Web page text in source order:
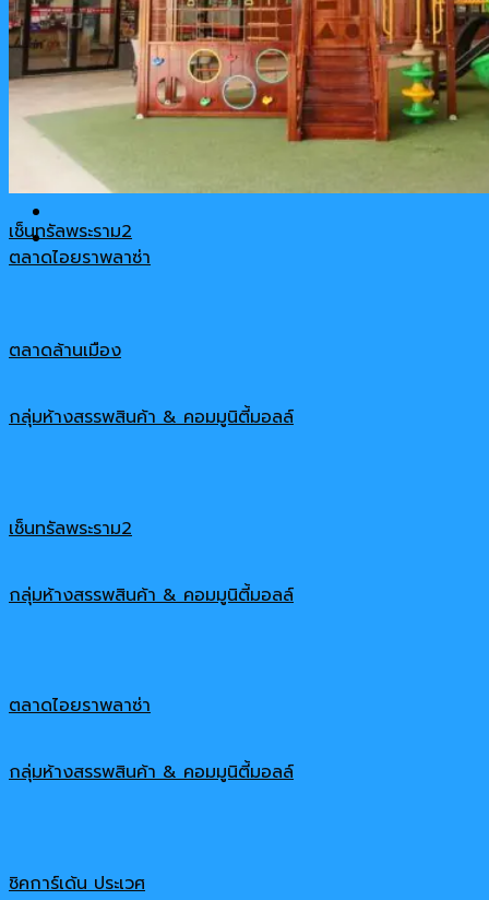
Cart
No products in the cart.
เช็นทรัลพระราม2
ตลาดไอยราพลาซ่า
ตลาดล้านเมือง
กลุ่มห้างสรรพสินค้า & คอมมูนิตี้มอลล์
เช็นทรัลพระราม2
กลุ่มห้างสรรพสินค้า & คอมมูนิตี้มอลล์
ตลาดไอยราพลาซ่า
กลุ่มห้างสรรพสินค้า & คอมมูนิตี้มอลล์
ชิคการ์เด้น ประเวศ